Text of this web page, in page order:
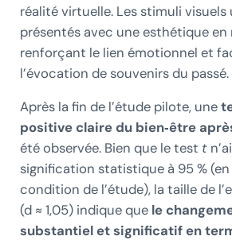
réalité virtuelle. Les stimuli
présentés avec une esthétique
renforçant le lien émotionnel et
l’évocation de souvenirs du passé.
Après la fin de l’étude pilote, une
positive claire du bien‑être
été observée. Bien que le test t
signification statistique à 95 % (en
condition de l’étude), la taille de
(d ≈ 1,05) indique que le
substantiel et significatif en